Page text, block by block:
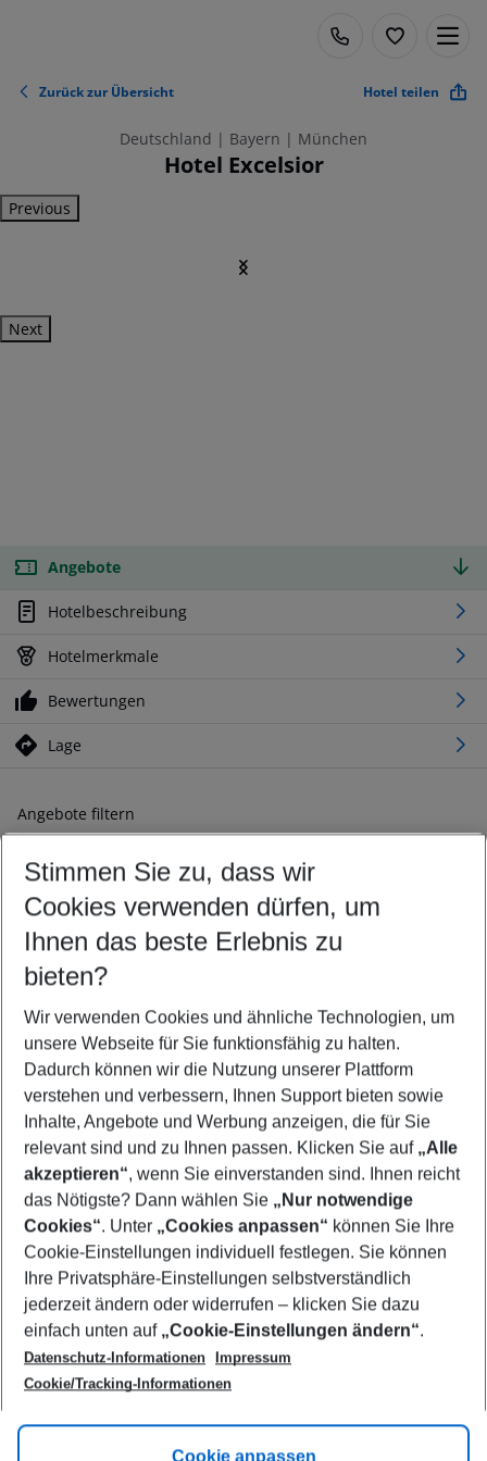
Zurück zur Übersicht Hotel teilen
Deutschland | Bayern | München
Hotel Excelsior
Previous
Next
Angebote
Hotelbeschreibung
Hotelmerkmale
Bewertungen
Lage
Angebote filtern
Ändern Sie Ihre Kriterien nach Ihren Wünschen
Abflughafen wählen
Beliebiger Abflughafen
Reisezeitraum wählen
11.08.26– 09.08.27 5-8 Nächte
2 Erwachsene Keine Kinder
Mehr Filter anzeigen
Footer
Footer navigation
Über uns
AGB
Cookie-Einstellungen ändern
Cookie-Richtlinie
Datenschutz
Service & Hilfe
Barrierefreies Reisen
Check-in
Flugbeschränkungen
Folgen Sie uns
Stimmen Sie zu, dass wir
Cookies verwenden dürfen, um
Ihnen das beste Erlebnis zu
bieten?
Wir verwenden Cookies und ähnliche Technologien, um
unsere Webseite für Sie funktionsfähig zu halten.
Dadurch können wir die Nutzung unserer Plattform
verstehen und verbessern, Ihnen Support bieten sowie
Inhalte, Angebote und Werbung anzeigen, die für Sie
relevant sind und zu Ihnen passen. Klicken Sie auf „Alle
akzeptieren“, wenn Sie einverstanden sind. Ihnen reicht
das Nötigste? Dann wählen Sie „Nur notwendige
Cookies“. Unter „Cookies anpassen“ können Sie Ihre
Cookie-Einstellungen individuell festlegen. Sie können
Ihre Privatsphäre-Einstellungen selbstverständlich
jederzeit ändern oder widerrufen – klicken Sie dazu
einfach unten auf „Cookie-Einstellungen ändern“.
Datenschutz-Informationen
Impressum
Cookie/Tracking-Informationen
Cookie anpassen